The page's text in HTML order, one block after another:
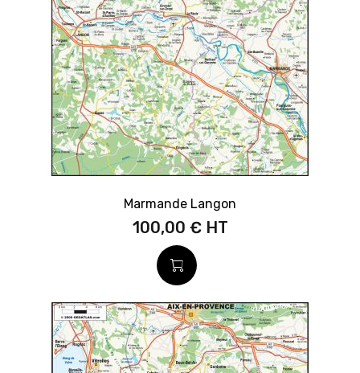
Marmande Langon
100,00 €